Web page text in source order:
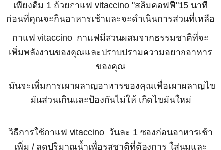
เพียงดื่ม 1 ถ้วยกาแฟ vitaccino "สลิมคอฟฟี่"15 นาที
ก่อนที่คุณจะกินอาหารเช้าและจะดำเนินการส่วนที่เหลือ
กาแฟ vitaccino กาแฟมีส่วนผสมจากธรรมชาติที่จะ
เพิ่มพลังงานของคุณและปราบปรามความอยากอาหาร
ของคุณ
มันจะเพิ่มการเผาผลาญอาหารของคุณเพื่อเผาผลาญไข
มันส่วนเกินและป้องกันไม่ให้ เกิดไขมันใหม่
วิธีการใช้กาแฟ vitaccino วันละ 1 ซองก่อนอาหารเช้า
เพิ่ม / ลดปริมาณน้ำเพื่อรสชาติที่ต้องการ ใส่นมและ